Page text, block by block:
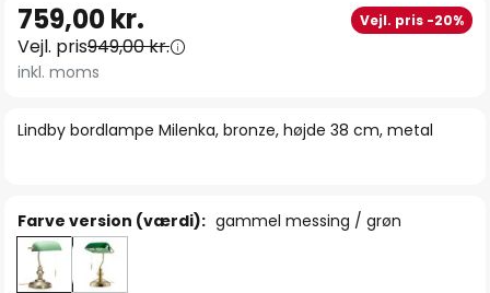
starten
af
Lindby bordlampe Milenka, bronze, højde 38 cm, metal
759,00 kr. Vejl. pris -20%
Vejl. pris949,00 kr.
inkl. moms
Farve version (værdi): gammel messing / grøn